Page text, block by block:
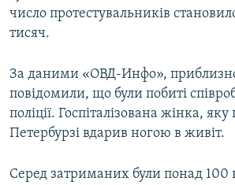
число протестувальників
тисяч.
За даними «ОВД-Инфо»,
повідомили, що були побиті
поліції. Госпіталізована жінка,
Петербурзі вдарив ногою в живіт.
Серед затриманих були понад 100